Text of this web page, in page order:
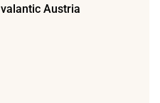
valantic Austria